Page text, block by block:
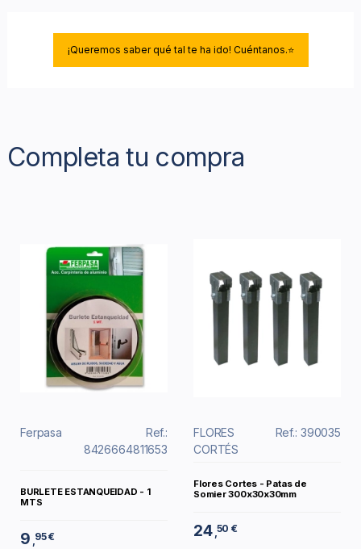
¡Queremos saber qué tal te ha ido! Cuéntanos.⭐
Completa tu compra
Ferpasa
Ref.:
8426664811653
BURLETE ESTANQUEIDAD - 1
MTS
9 95 €
FLORES
CORTÉS
Ref.: 390035
Flores Cortes - Patas de
Somier 300x30x30mm
24 ,50 €